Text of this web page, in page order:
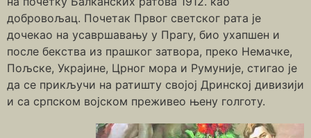
добровољац. Почетак Првог светског рата је
дочекао на усавршавању у Прагу, био ухапшен и
после бекства из прашког затвора, преко Немачке,
Пољске, Украјине, Црног мора и Румуније, стигао је
да се прикључи на ратишту својој Дринској дивизији
и са српском војском преживео њену голготу.